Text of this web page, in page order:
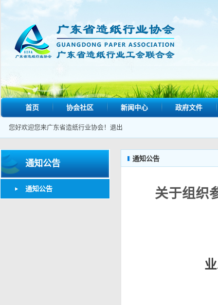
首页 协会社区 新闻中心 政府文件
您好欢迎您来广东省造纸行业协会！ 退出
通知公告
通知公告
通知公告
关于组织